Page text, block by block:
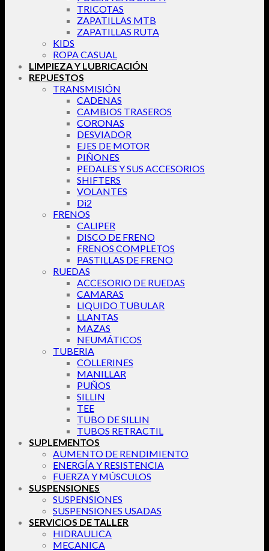
TRICOTAS
ZAPATILLAS MTB
ZAPATILLAS RUTA
KIDS
ROPA CASUAL
LIMPIEZA Y LUBRICACIÓN
REPUESTOS
TRANSMISIÓN
CADENAS
CAMBIOS TRASEROS
CORONAS
DESVIADOR
EJES DE MOTOR
PIÑONES
PEDALES Y SUS ACCESORIOS
SHIFTERS
VOLANTES
Di2
FRENOS
CALIPER
DISCO DE FRENO
FRENOS COMPLETOS
PASTILLAS DE FRENO
RUEDAS
ACCESORIO DE RUEDAS
CAMARAS
LIQUIDO TUBULAR
LLANTAS
MAZAS
NEUMÁTICOS
TUBERIA
COLLERINES
MANILLAR
PUÑOS
SILLIN
TEE
TUBO DE SILLIN
TUBOS RETRACTIL
SUPLEMENTOS
AUMENTO DE RENDIMIENTO
ENERGÍA Y RESISTENCIA
FUERZA Y MÚSCULOS
SUSPENSIONES
SUSPENSIONES
SUSPENSIONES USADAS
SERVICIOS DE TALLER
HIDRAULICA
MECANICA